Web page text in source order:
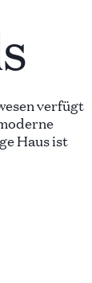
verfügt
Haus ist